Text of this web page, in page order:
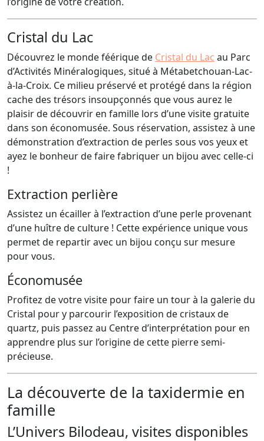
Cristal du Lac
Découvrez le monde féérique de Cristal du Lac au Parc
d’Activités Minéralogiques, situé à Métabetchouan-Lac-
à-la-Croix. Ce milieu préservé et protégé dans la région
cache des trésors insoupçonnés que vous aurez le
plaisir de découvrir en famille lors d’une visite gratuite
dans son économusée. Sous réservation, assistez à une
démonstration d’extraction de perles sous vos yeux et
ayez le bonheur de faire fabriquer un bijou avec celle-ci
!
Extraction perlière
Assistez un écailler à l’extraction d’une perle provenant
d’une huître de culture ! Cette expérience unique vous
permet de repartir avec un bijou conçu sur mesure
pour vous.
Économusée
Profitez de votre visite pour faire un tour à la galerie du
Cristal pour y parcourir l’exposition de cristaux de
quartz, puis passez au Centre d’interprétation pour en
apprendre plus sur l’origine de cette pierre semi-
précieuse.
La découverte de la taxidermie en
famille
L’Univers Bilodeau, visites disponibles